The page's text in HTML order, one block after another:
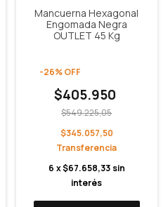
Mancuerna Hexagonal
Engomada Negra
OUTLET 45 Kg
-26%OFF
$405.950
$549.225,05
$345.057,50
6 x$67.658,33 sin
interés